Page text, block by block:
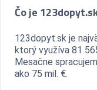
Čo je
123dopyt.sk je
ktorý využíva 81
Mesačne
ako 75 mil. €.